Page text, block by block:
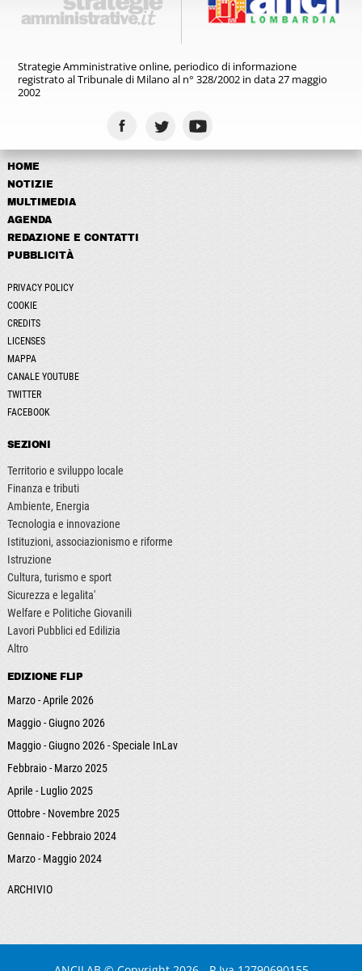
Strategie Amministrative online, periodico di informazione
registratoal Tribunale di Milano al n° 328/2002 in data 27 maggio
2002
HOME
NOTIZIE
MULTIMEDIA
AGENDA
REDAZIONE E CONTATTI
PUBBLICITÀ
PRIVACY POLICY
COOKIE
CREDITS
LICENSES
MAPPA
CANALE YOUTUBE
TWITTER
FACEBOOK
SEZIONI
Territorio e sviluppo locale
Finanza e tributi
Ambiente, Energia
Tecnologia e innovazione
Istituzioni, associazionismo e riforme
Istruzione
Cultura, turismo e sport
Sicurezza e legalita'
Welfare e Politiche Giovanili
Lavori Pubblici ed Edilizia
Altro
EDIZIONE FLIP
Marzo - Aprile 2026
Maggio - Giugno 2026
Maggio - Giugno 2026 - Speciale InLav
Febbraio - Marzo 2025
Aprile - Luglio 2025
Ottobre - Novembre 2025
Gennaio - Febbraio 2024
Marzo - Maggio 2024
ARCHIVIO